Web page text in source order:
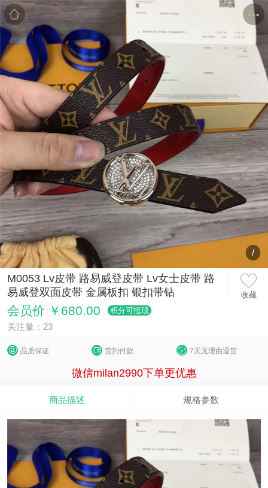
商品 详情 评价
/
M0053 Lv皮带 路易威登皮带 Lv女士皮带 路
易威登双面皮带 金属板扣 银扣带钻
收藏
会员价 ￥680.00 积分可抵现
关注量：23
品质保证 货到付款 7天无理由退货
微信milan2990下单更优惠
商品描述 规格参数